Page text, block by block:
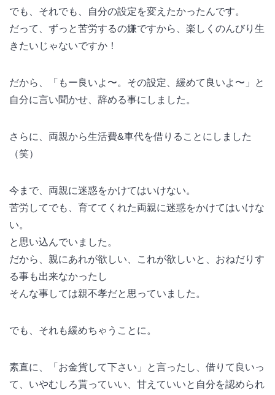
でも、それでも、自分の設定を変えたかったんです。
だって、ずっと苦労するの嫌ですから、楽しくのんびり生
きたいじゃないですか！
だから、「もー良いよ〜。その設定、緩めて良いよ〜」と
自分に言い聞かせ、辞める事にしました。
さらに、両親から生活費&車代を借りることにしました
（笑）
今まで、両親に迷惑をかけてはいけない。
苦労してでも、育ててくれた両親に迷惑をかけてはいけな
い。
と思い込んでいました。
だから、親にあれが欲しい、これが欲しいと、おねだりす
る事も出来なかったし
そんな事しては親不孝だと思っていました。
でも、それも緩めちゃうことに。
素直に、「お金貨して下さい」と言ったし、借りて良いっ
て、いやむしろ貰っていい、甘えていいと自分を認められ